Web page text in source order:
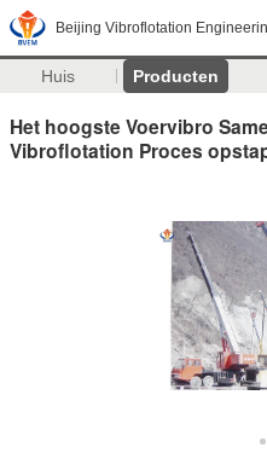
Beijing Vibroflotation
Huis Producten
Het hoogste Voervibro
Vibroflotation Proces